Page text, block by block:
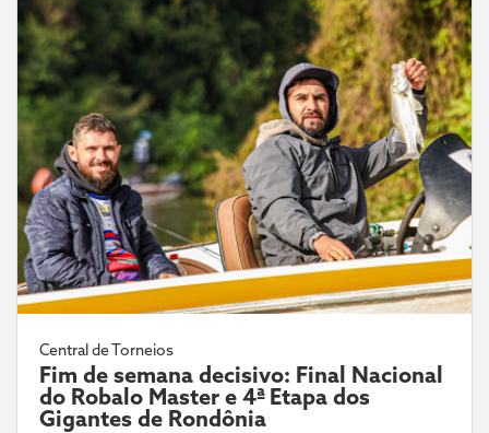
Central de Torneios
Fim de semana decisivo: Final Nacional
do Robalo Master e 4ª Etapa dos
Gigantes de Rondônia